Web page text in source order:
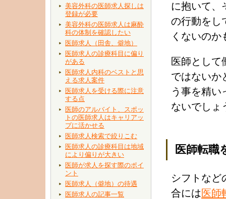
美容外科の医師求人探しは
登録が必要
美容外科の医師求人は麻酔
科の体制を確認したい
医師求人（田舎、僻地）
医師求人の診療科目に偏り
がある
医師求人内科のベストと思
える求人案件
医師求人を受ける際に注意
する点
医師のアルバイト、スポッ
トの医師求人はキャリアッ
プに活かせる
医師求人検索で絞りこむ
医師求人の診療科目は地域
により偏りが大きい
医師が求人を探す際のポイ
ント
医師求人（僻地）の待遇
医師求人の記事一覧
に抱いて、
の行動をし
くないのか
医師として
ではないか
う事を精い
ないでしょ
医師転職
シフトなど
合には医師